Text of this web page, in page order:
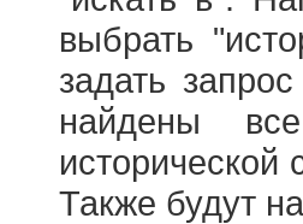
выбрать
задать
найдены
исторической
Также будут